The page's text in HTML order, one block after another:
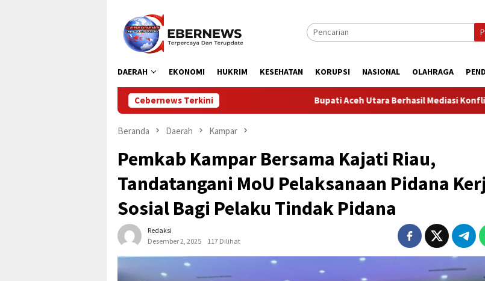
konten
DAERAH EKONOMI HUKRIM KESEHATAN KORUPSI NASIONAL OLAHRAGA
Cebernews Terkini Bupati Aceh Utara Berhasil Mediasi Konflik PTPN Dengan
Beranda Daerah Kampar
Pemkab Kampar Bersama Kajati Riau,
Tandatangani MoU Pelaksanaan Pidana
Sosial Bagi Pelaku Tindak Pidana
Redaksi
Desember 2, 2025
117 Dilihat